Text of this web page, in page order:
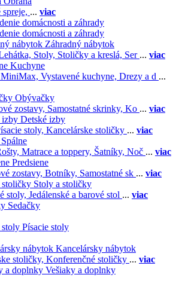
spreje, ... viac
domácnosti a záhrady
domácnosti a záhrady
Záhradný nábytok
Stoly, Stoličky a kreslá, Ser ... viac
Kuchyne
Vystavené kuchyne, Drezy a d ...
Obývačky
zostavy, Samostatné skrinky, Ko ... viac
Detské izby
stoly, Kancelárske stoličky ... viac
Spálne
Matrace a toppery, Šatníky, Noč ... viac
Predsiene
zostavy, Botníky, Samostatné sk ... viac
Stoly a stoličky
stoly, Jedálenské a barové stol ... viac
Sedačky
Písacie stoly
Kancelársky nábytok
stoličky, Konferenčné stoličky ... viac
Vešiaky a doplnky